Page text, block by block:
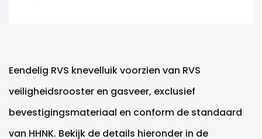
Eendelig RVS knevelluik voorzien van RVS
veiligheidsrooster en gasveer, exclusief
bevestigingsmateriaal en conform de standaard
van HHNK. Bekijk de details hieronder in de